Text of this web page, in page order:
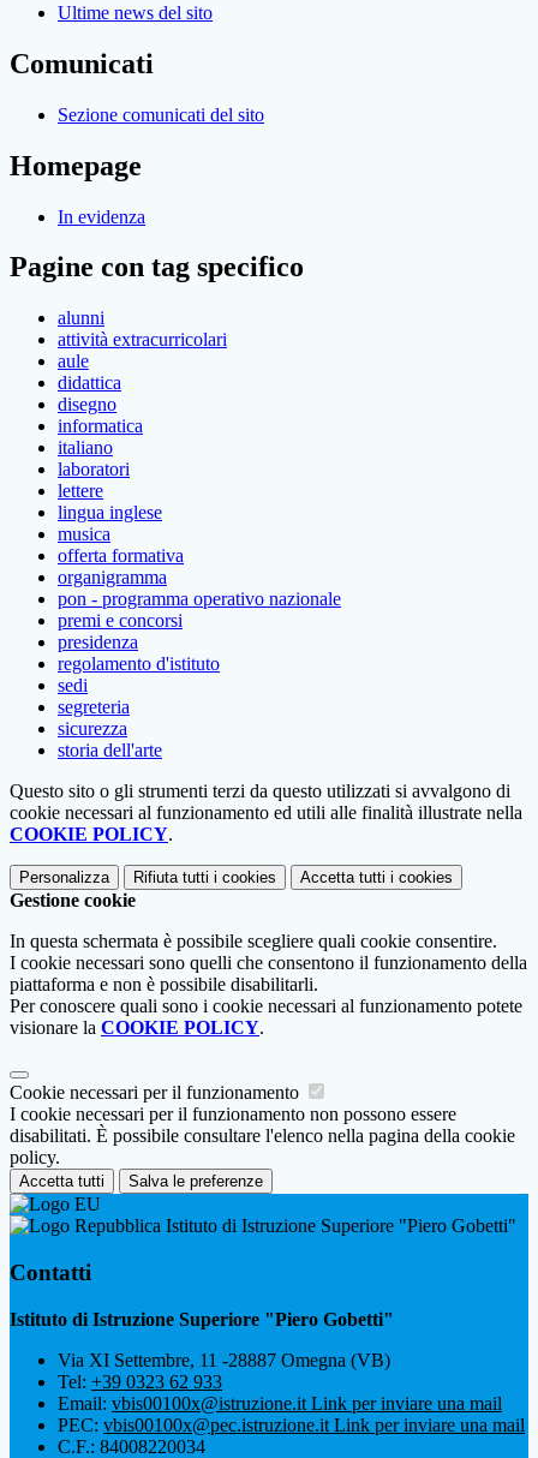
Ultime news del sito
Comunicati
Sezione comunicati del sito
Homepage
In evidenza
Pagine con tag specifico
alunni
attività extracurricolari
aule
didattica
disegno
informatica
italiano
laboratori
lettere
lingua inglese
musica
offerta formativa
organigramma
pon - programma operativo nazionale
premi e concorsi
presidenza
regolamento d'istituto
sedi
segreteria
sicurezza
storia dell'arte
Questo sito o gli strumenti terzi da questo utilizzati si avvalgono di
cookie necessari al funzionamento ed utili alle finalità illustrate nella
COOKIE POLICY.
Personalizza Rifiuta tutti i cookies Accetta tutti i cookies
Gestione cookie
In questa schermata è possibile scegliere quali cookie consentire.
I cookie necessari sono quelli che consentono il funzionamento della
piattaforma e non è possibile disabilitarli.
Per conoscere quali sono i cookie necessari al funzionamento potete
visionare la COOKIE POLICY.
Cookie necessari per il funzionamento
I cookie necessari per il funzionamento non possono essere
disabilitati. È possibile consultare l'elenco nella pagina della cookie
policy.
Accetta tutti Salva le preferenze
Istituto di Istruzione Superiore "Piero Gobetti"
Contatti
Istituto di Istruzione Superiore "Piero Gobetti"
Via XI Settembre, 11 -28887 Omegna (VB)
Tel: +39 0323 62 933
Email: vbis00100x@istruzione.it Link per inviare una mail
PEC: vbis00100x@pec.istruzione.it Link per inviare una mail
C.F.: 84008220034